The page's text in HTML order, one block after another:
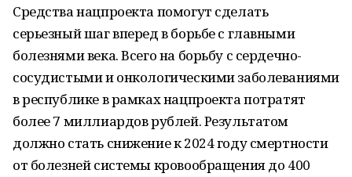
Средства нацпроекта помогут сделать
серьезный шаг вперед в борьбе с главными
болезнями века. Всего на борьбу с сердечно-
сосудистыми и онкологическими заболеваниями
в республике в рамках нацпроекта потратят
более 7 миллиардов рублей. Результатом
должно стать снижение к 2024 году смертности
от болезней системы кровообращения до 400